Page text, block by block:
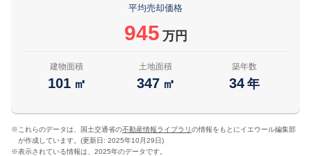
平均売却価格
945 万円
建物面積
101 ㎡
土地面積
347 ㎡
築年数
34 年
※ これらのデータは、国土交通省の不動産情報ライブラリの情報をもとにイエウール編集部
が作成しています。(更新日: 2025年10月29日)
※表示されている情報は、2025年のデータです。